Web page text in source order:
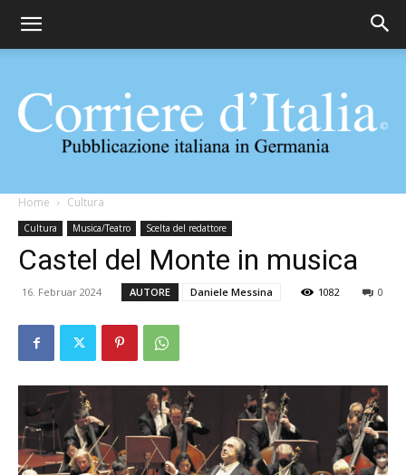
Corriere
d'Italia
Home Cultura
Cultura Musica/Teatro Scelta del redattore
Castel del Monte in musica
16. Februar 2024 AUTORE Daniele Messina 1082 0